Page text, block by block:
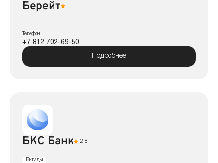
Берейт
Телефон
+7 812 702-69-50
Подробнее
БКС Банк 2.8
Вклады